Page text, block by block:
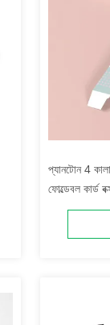
প্যানটোন 4
ফোল্ডেবল কার্ড